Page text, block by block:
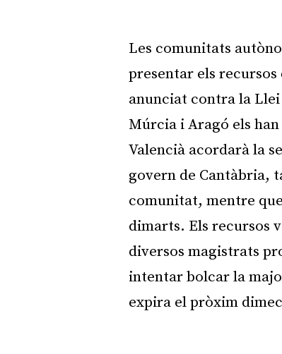
Les comunitats
presentar els
anunciat contra la
Múrcia i Aragó els
Valencià acordarà la
govern de Cantàbria,
comunitat, mentre
dimarts. Els recursos
diversos magistrats
intentar bolcar la
expira el pròxim